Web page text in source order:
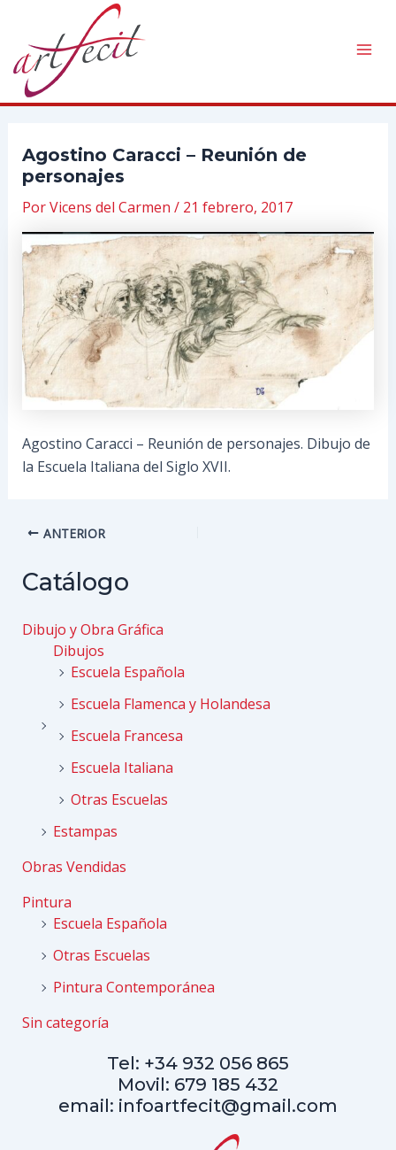
contenido
Agostino Caracci – Reunión de
personajes
PorVicens del Carmen / 21 febrero, 2017
Agostino Caracci – Reunión de personajes. Dibujo de
la Escuela Italiana del Siglo XVII.
Navegación
entradas
ANTERIOR
Catálogo
Dibujo y Obra Gráfica
Dibujos
Escuela Española
Escuela Flamenca y Holandesa
Escuela Francesa
Escuela Italiana
Otras Escuelas
Estampas
Obras Vendidas
Pintura
Escuela Española
Otras Escuelas
Pintura Contemporánea
Sin categoría
Tel: +34 932 056 865
Movil: 679 185 432
email: infoartfecit@gmail.com